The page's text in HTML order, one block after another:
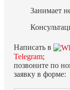
Занимает
Написать в
Telegram;
позвоните по
заявку в форме: